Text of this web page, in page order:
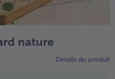
& Snacks
nature
Détails du produit